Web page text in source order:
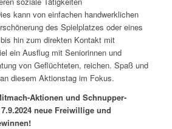
kann von einfachen handwerklichen
des Spielplatzes oder eines
hin zum direkten Kontakt mit
ein Ausflug mit Seniorinnen und
von Geflüchteten, reichen. Spaß und
diesem Aktionstag im Fokus.
Aktionen und Schnupper-
neue Freiwillige und